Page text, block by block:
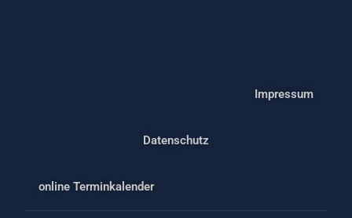
Impressum
Datenschutz
online Terminkalender